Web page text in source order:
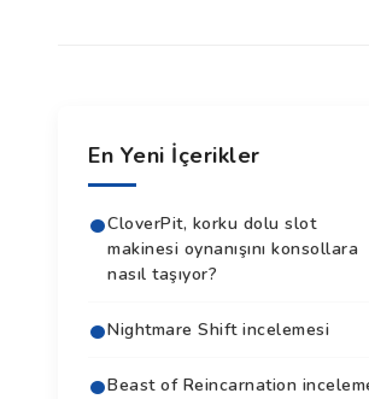
En Yeni İçerikler
CloverPit, korku dolu slot
makinesi oynanışını konsollara
nasıl taşıyor?
Nightmare Shift incelemesi
Beast of Reincarnation